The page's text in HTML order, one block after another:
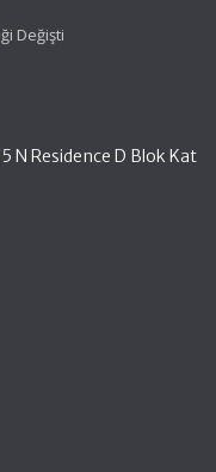
Değişti
N Residence D Blok Kat